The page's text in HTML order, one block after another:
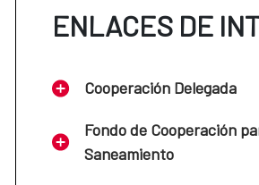
ENLACES DE
Cooperación Delegada
Fondo de Cooperación
Saneamiento